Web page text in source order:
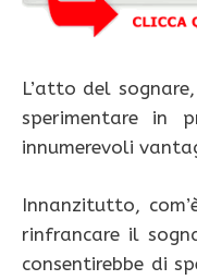
L’atto del
sperimentare in
innumerevoli
Innanzitutto,
rinfrancare il
consentirebbe di